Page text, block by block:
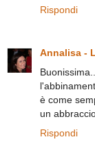
Rispondi
Annalisa -
è come
un
Rispondi